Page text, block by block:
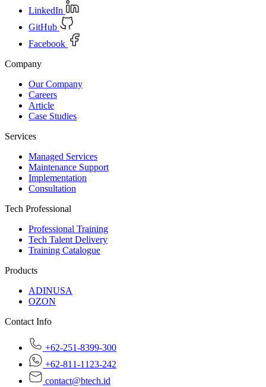
LinkedIn
GitHub
Facebook
Company
Our Company
Careers
Article
Case Studies
Services
Managed Services
Maintenance Support
Implementation
Consultation
Tech Professional
Professional Training
Tech Talent Delivery
Training Catalogue
Products
ADINUSA
OZON
Contact Info
+62-251-8399-300
+62-811-1123-242
contact@btech.id